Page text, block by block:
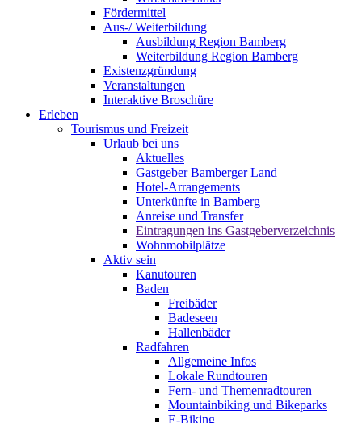
Fördermittel
Aus-/ Weiterbildung
Ausbildung Region Bamberg
Weiterbildung Region Bamberg
Existenzgründung
Veranstaltungen
Interaktive Broschüre
Erleben
Tourismus und Freizeit
Urlaub bei uns
Aktuelles
Gastgeber Bamberger Land
Hotel-Arrangements
Unterkünfte in Bamberg
Anreise und Transfer
Eintragungen ins Gastgeberverzeichnis
Wohnmobilplätze
Aktiv sein
Kanutouren
Baden
Freibäder
Badeseen
Hallenbäder
Radfahren
Allgemeine Infos
Lokale Rundtouren
Fern- und Themenradtouren
Mountainbiking und Bikeparks
E-Biking